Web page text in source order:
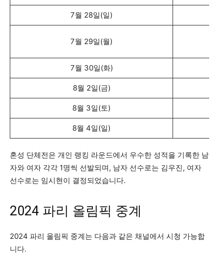
7월 28일(일)
7월 29일(월)
7월 30일(화)
8월 2일(금)
8월 3일(토)
8월 4일(일)
혼성 단체전은 개인 랭킹 라운드에서 우수한 성적을 기록한 남
자와 여자 각각 1명씩 선발되며, 남자 선수로는 김우진, 여자
선수로는 임시현이 결정되었습니다.
2024 파리 올림픽 중계
2024 파리 올림픽 중계는 다음과 같은 채널에서 시청 가능합
니다.